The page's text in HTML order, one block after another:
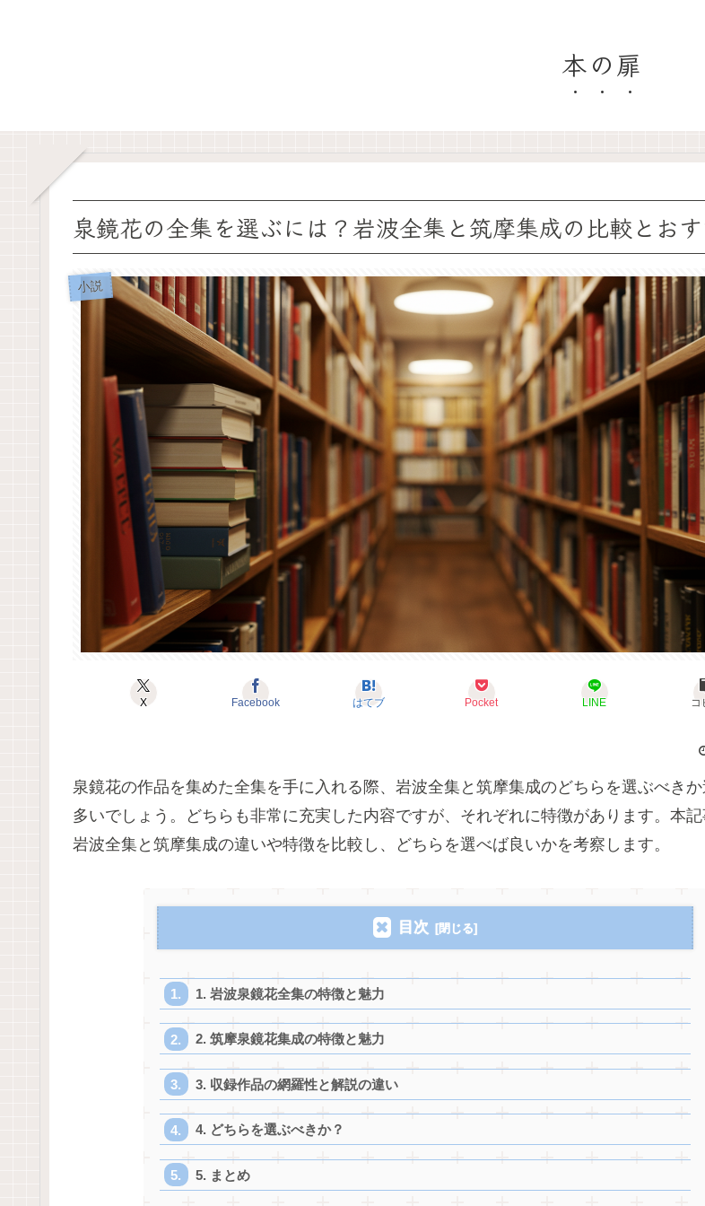
本の扉
泉鏡花の全集を選ぶには？岩波全集と筑摩集成の比較とお
小説
X Facebook はてブ Pocket LINE コ
泉鏡花の作品を集めた全集を手に入れる際、岩波全集と筑摩集成のどちらを選ぶべきか
多いでしょう。どちらも非常に充実した内容ですが、それぞれに特徴があります。本記
岩波全集と筑摩集成の違いや特徴を比較し、どちらを選べば良いかを考察します。
目次
1. 岩波泉鏡花全集の特徴と魅力
2. 筑摩泉鏡花集成の特徴と魅力
3. 収録作品の網羅性と解説の違い
4. どちらを選ぶべきか？
5. まとめ